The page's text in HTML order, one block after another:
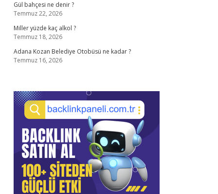
Gül bahçesi ne denir ?
Temmuz 22, 2026
Miller yüzde kaç alkol ?
Temmuz 18, 2026
Adana Kozan Belediye Otobüsü ne kadar ?
Temmuz 16, 2026